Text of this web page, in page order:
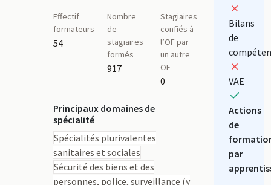
Effectif
formateurs
54
Nombre
de
stagiaires
formés
917
Stagiaires
confiés à
l’OF par
un autre
OF
0
Principaux domaines de
spécialité
Spécialités plurivalentes
sanitaires et sociales
Sécurité des biens et des
personnes, police, surveillance (y
Bilans
de
VAE
Actions
de
par